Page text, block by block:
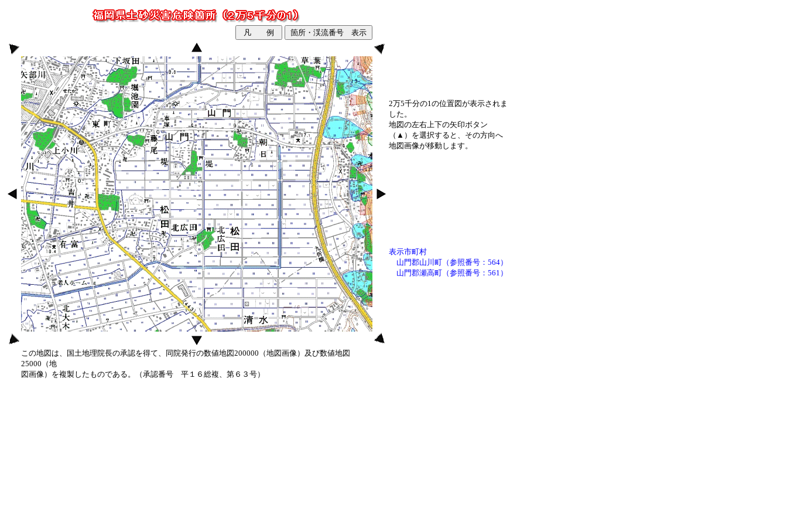
2万5千分の1の位置図が表示されま
した。
地図の左右上下の矢印ボタン
（▲）を選択すると、その方向へ
地図画像が移動します。
表示市町村
山門郡山川町（参照番号：564）
山門郡瀬高町（参照番号：561）
この地図は、国土地理院長の承認を得て、同院発行の数値地図200000（地図画像）及び数値地図
25000（地
図画像）を複製したものである。（承認番号 平１６総複、第６３号）